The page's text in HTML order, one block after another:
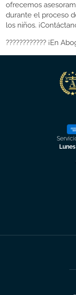
ofrecemos
durante el proceso
los niños.
???????????? ¡En